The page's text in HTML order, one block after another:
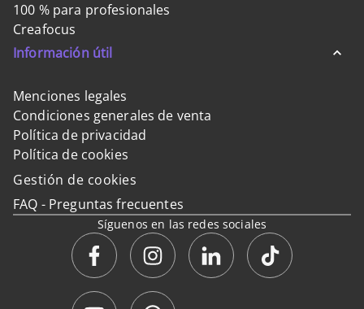
100 % para profesionales
Creafocus
Información útil
Menciones legales
Condiciones generales de venta
Política de privacidad
Política de cookies
Gestión de cookies
FAQ - Preguntas frecuentes
Síguenos en las redes sociales